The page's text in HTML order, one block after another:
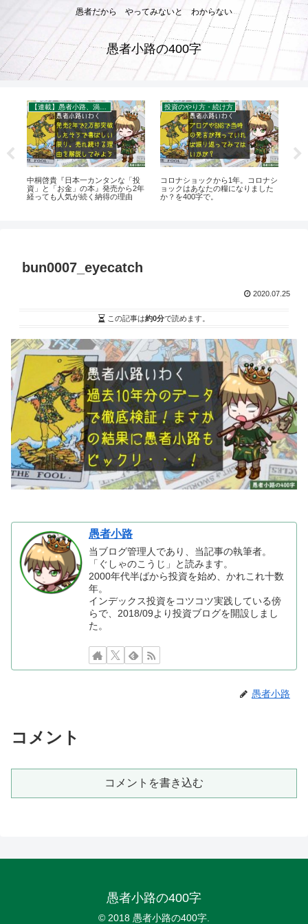
愚者だから やってみないと わからない
愚者小路の400字
中桐啓貴『日本一カンタンな「投
資」と「お金」の本』発売から2年
経っても人気が続く納得の理由
投資のやり方・続け方
コロナショックから1年。コロナシ
ョックはあなたの糧になりました
か？を400字で。
bun0007_eyecatch
2020.07.25
この記事は約0分で読めます。
愚者小路
当ブログ管理人であり、当記事の執筆者。
「ぐしゃのこうじ」と読みます。
2000年代半ばから投資を始め、かれこれ十数
年。
インデックス投資をコツコツ実践している傍
らで、2018/09より投資ブログを開設しまし
た。
愚者小路
コメント
コメントを書き込む
愚者小路の400字
© 2018 愚者小路の400字.